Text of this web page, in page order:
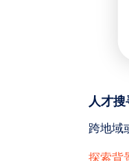
人才
跨地域
探索背